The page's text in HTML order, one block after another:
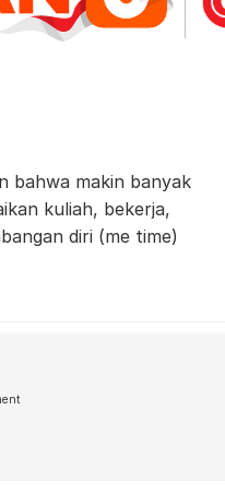
bahwa makin banyak
kuliah, bekerja,
diri (me time)